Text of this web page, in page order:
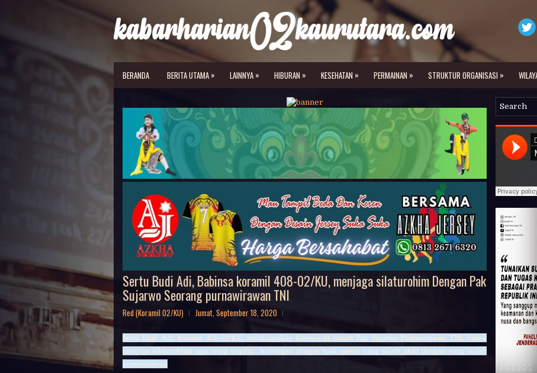
BERANDA BERITA UTAMA » LAINNYA » HIBURAN » KESEHATAN » PERMAINAN » STRUKTUR ORGANISASI »
Sertu Budi Adi, Babinsa koramil 408-02/KU, menjaga silaturohim Dengan Pak
Sujarwo Seorang purnawirawan TNI
Red (Koramil 02/KU) Jumat, September 18, 2020
Sertu Budi Adi, koramil 408-02/KU, melaksanakan komsos di rumah Pak Sujarwo Purnawirawan TNI, Untuk
menjaga silaturohimi agar tetap terjalin hubungan dengan baik antara yang masih aktif dengan yang sudah
purnawirawan